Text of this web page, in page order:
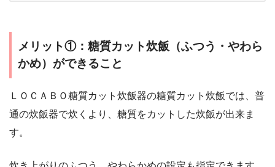
メリット①：糖質カット炊飯（ふつう・やわら
かめ）ができること
ＬＯＣＡＢＯ糖質カット炊飯器の糖質カット炊飯では、普
通の炊飯器で炊くより、糖質をカットした炊飯が出来ま
す。